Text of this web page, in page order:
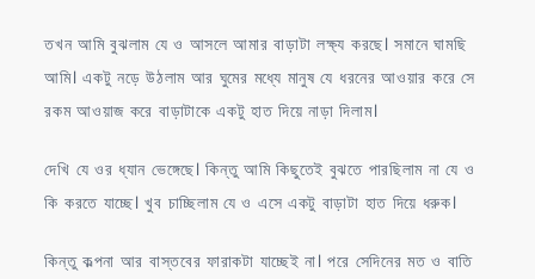
তখন আমি বুঝলাম যে ও আসলে আমার বাড়াটা লক্ষ্য করছে। সমানে ঘামছি
আমি। একটু নড়ে উঠলাম আর ঘুমের মধ্যে মানুষ যে ধরনের আওয়ার করে সে
রকম আওয়াজ করে বাড়াটাকে একটু হাত দিয়ে নাড়া দিলাম।
দেখি যে ওর ধ্যান ভেঙ্গেছে। কিন্তু আমি কিছুতেই বুঝতে পারছিলাম না যে ও
কি করতে যাচ্ছে। খুব চাচ্ছিলাম যে ও এসে একটু বাড়াটা হাত দিয়ে ধরুক।
কিন্তু কল্পনা আর বাস্তবের ফারাকটা যাচ্ছেই না। পরে সেদিনের মত ও বাতি